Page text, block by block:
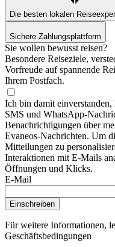
Die besten lokalen
Sichere Zahlungsplattform
Sie wollen bewusst reisen?
Besondere Reiseziele,
Vorfreude auf spannende
Ihrem Postfach.
Ich bin damit
SMS und WhatsApp-
Benachrichtigungen über
Evaneos-Nachrichten. Um
Mitteilungen zu
Interaktionen mit E-Mails
Öffnungen und Klicks.
E-Mail
Einschreiben
Für weitere Informationen,
Geschäftsbedingungen